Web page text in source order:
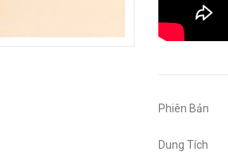
Phiên Bản
Dung Tích